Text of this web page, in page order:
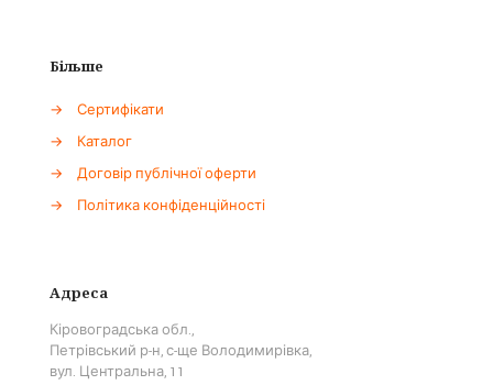
Більше
→
Сертифікати
→
Каталог
→
Договір публічної оферти
→
Політика конфіденційності
Адреса
Кіровоградська обл.,
Петрівський р-н, с-ще Володимирівка,
вул. Центральна, 11